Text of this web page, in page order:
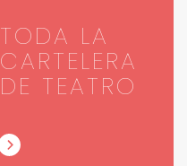
TODA LA
CARTELERA
DE TEATRO